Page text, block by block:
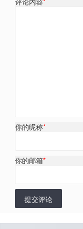
你的昵称*
你的邮箱*
提交评论